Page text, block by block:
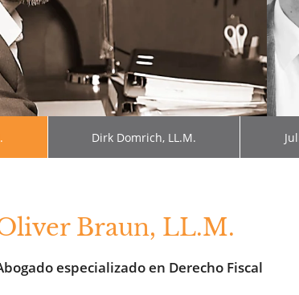
Dirk Domrich, LL.M.
Braun, LL.M.
especializado en Derecho Fiscal